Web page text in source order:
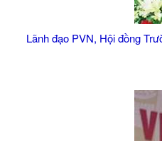
Lãnh đạo PVN, Hội đồng